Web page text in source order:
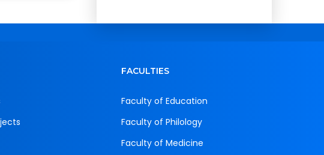
FACULTIES
Faculty of Education
Faculty of Philology
Faculty of Medicine